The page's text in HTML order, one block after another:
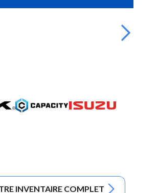
INVENTAIRE COMPLET